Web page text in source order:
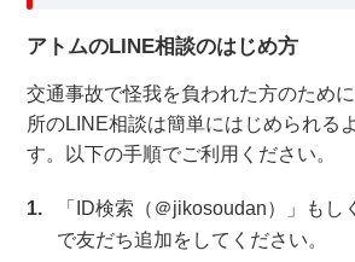
弁護士紹介
弁護士費用
アクセス
アトムのLINE相談のはじめ方
交通事故で怪我を負われた方のため
所のLINE相談は簡単にはじめられる
す。以下の手順でご利用ください。
「ID検索（＠jikosoudan）」もし
で友だち追加をしてください。